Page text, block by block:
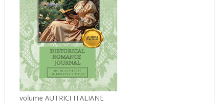
volume AUTRICI ITALIANE